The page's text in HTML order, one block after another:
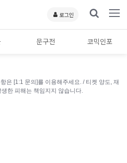
로그인
문구전 코믹인포
은 [1:1 문의]를 이용해주세요. / 티켓 양도, 재
한 피해는 책임지지 않습니다.